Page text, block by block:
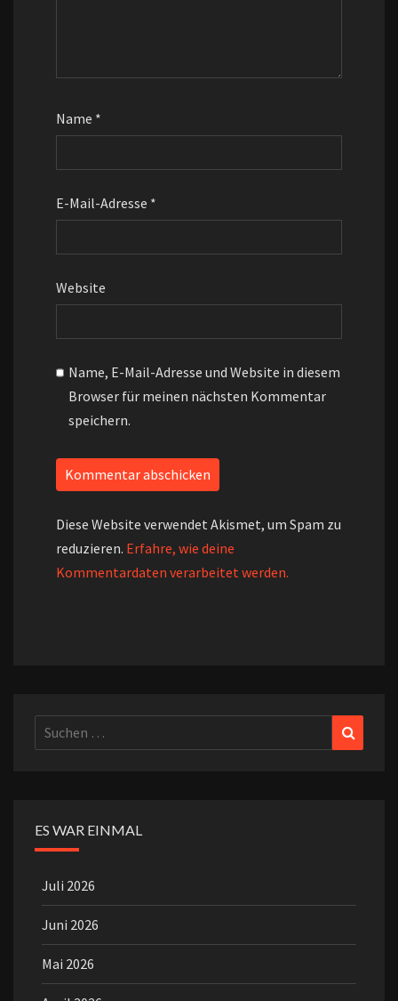
Name *
E-Mail-Adresse *
Website
Name, E-Mail-Adresse und Website in diesem
Browser für meinen nächsten Kommentar
speichern.
Diese Website verwendet Akismet, um Spam zu
reduzieren. Erfahre, wie deine
Kommentardaten verarbeitet werden.
Suchen
nach:
ES WAR EINMAL
Juli 2026
Juni 2026
Mai 2026